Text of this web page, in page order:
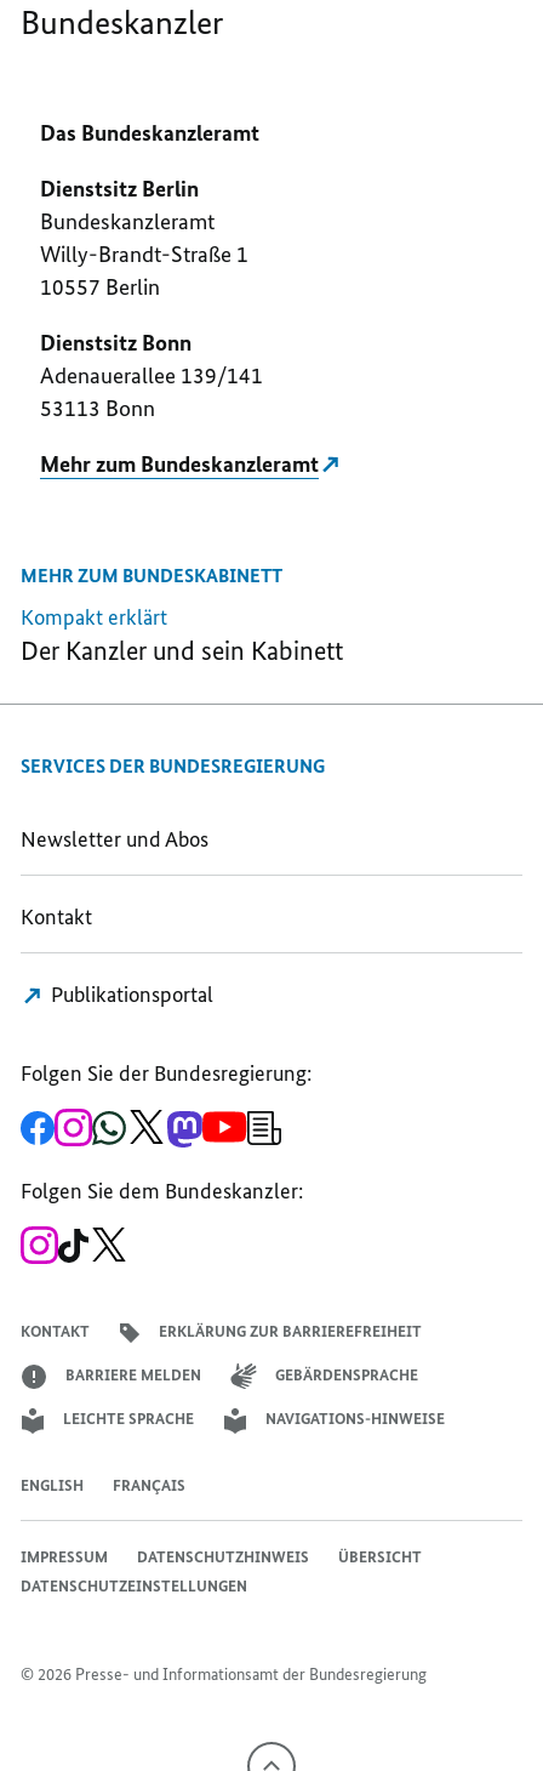
Bundeskanzler
Das Bundeskanzleramt
Dienstsitz Berlin
Bundeskanzleramt
Willy-Brandt-Straße 1
10557 Berlin
Dienstsitz Bonn
Adenauerallee 139/141
53113 Bonn
Mehr zum Bundeskanzleramt
MEHR ZUM BUNDESKABINETT
Kompakt erklärt
Der Kanzler und sein Kabinett
SERVICES DER BUNDESREGIERUNG
Newsletter und Abos
Kontakt
Publikationsportal
Folgen Sie der Bundesregierung:
Zur
Facebook-
Bundesregierung
Zum
Instagram-
der
Bundesregierung
Zum
WhatsApp-
der
Bundesregierung
Zum
X-
Regierungssprechers
Zum
Mastodon-
der
Bundesregierung
Zum
YouTube-
Bundesregierung
Anmeldung
Folgen Sie dem Bundeskanzler:
Zum
Instagram-
Zum
TikTok-
KONTAKT ERKLÄRUNG ZUR BARRIEREFREIHEIT
BARRIERE MELDEN GEBÄRDENSPRACHE
LEICHTE SPRACHE NAVIGATIONS-HINWEISE
ENGLISH FRANÇAIS
© 2026 Presse- und Informationsamt der Bundesregierung
IMPRESSUM DATENSCHUTZHINWEIS
ÜBERSICHT
DATENSCHUTZEINSTELLUNGEN
Nach